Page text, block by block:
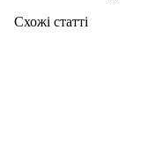
Схожі статтi